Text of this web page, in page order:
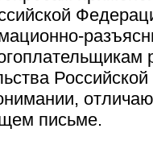
письме.